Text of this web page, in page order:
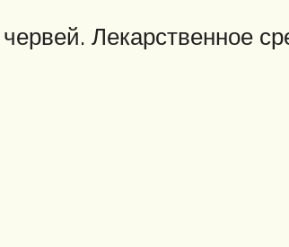
Лекарственное